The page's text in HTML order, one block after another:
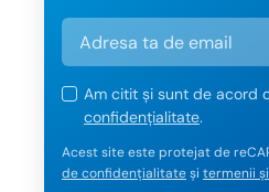
Am citit și sunt de acord
confidențialitate.
Acest site este protejat de
de confidențialitateși termenii